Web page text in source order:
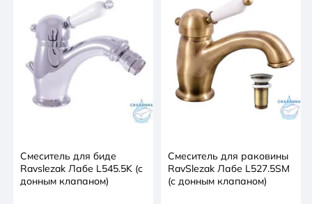
Смеситель для биде
Ravslezak Лабе L545.5K (с
донным клапаном)
Смеситель для раковины
RavSlezak Лабе L527.5SM
(с донным клапаном)